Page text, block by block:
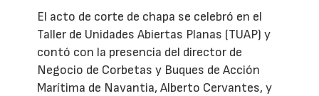
El acto de corte de chapa se celebró en el
Taller de Unidades Abiertas Planas (TUAP) y
contó con la presencia del director de
Negocio de Corbetas y Buques de Acción
Marítima de Navantia, Alberto Cervantes, y